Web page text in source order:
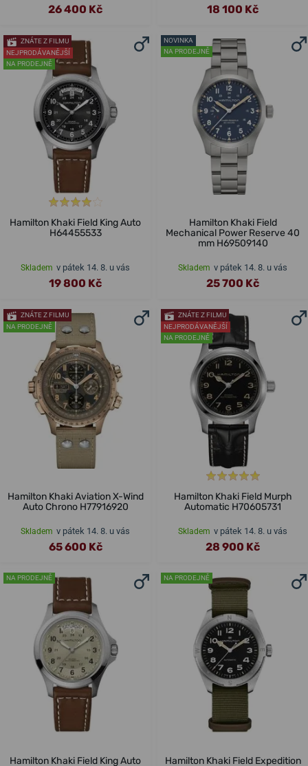
26 400 Kč 18 100 Kč
ZNÁTE Z FILMU
NEJPRODÁVANĚJŠÍ
NA PRODEJNĚ
Hamilton Khaki Field King Auto
H64455533
Skladem v pátek 14. 8. u vás
19 800 Kč
NOVINKA
NA PRODEJNĚ
Hamilton Khaki Field
Mechanical Power Reserve 40
mm H69509140
Skladem v pátek 14. 8. u vás
25 700 Kč
ZNÁTE Z FILMU
NA PRODEJNĚ
Hamilton Khaki Aviation X-Wind
Auto Chrono H77916920
Skladem v pátek 14. 8. u vás
65 600 Kč
ZNÁTE Z FILMU
NEJPRODÁVANĚJŠÍ
NA PRODEJNĚ
Hamilton Khaki Field Murph
Automatic H70605731
Skladem v pátek 14. 8. u vás
28 900 Kč
NA PRODEJNĚ
Hamilton Khaki Field King Auto
NA PRODEJNĚ
Hamilton Khaki Field Expedition